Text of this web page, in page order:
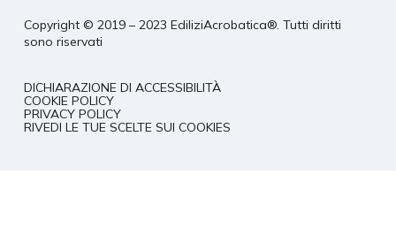
Copyright © 2019 – 2023 EdiliziAcrobatica®. Tutti diritti
sono riservati
DICHIARAZIONE DI ACCESSIBILITÀ
COOKIE POLICY
PRIVACY POLICY
RIVEDI LE TUE SCELTE SUI COOKIES